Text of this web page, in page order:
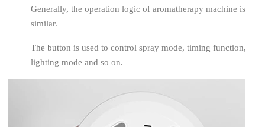
Generally, the operation logic of aromatherapy machine is
similar.
The button is used to control spray mode, timing function,
lighting mode and so on.